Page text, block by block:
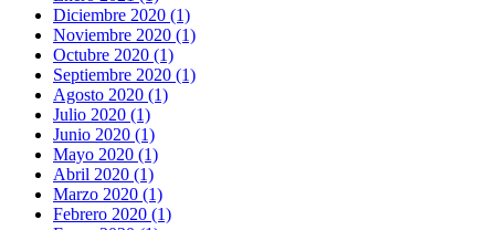
Diciembre 2020 (1)
Noviembre 2020 (1)
Octubre 2020 (1)
Septiembre 2020 (1)
Agosto 2020 (1)
Julio 2020 (1)
Junio 2020 (1)
Mayo 2020 (1)
Abril 2020 (1)
Marzo 2020 (1)
Febrero 2020 (1)